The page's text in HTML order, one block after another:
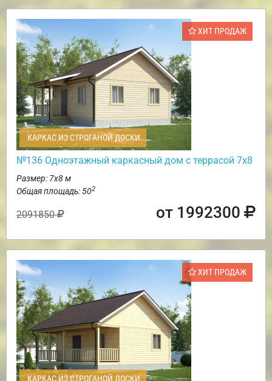
ХИТ ПРОДАЖ
КАРКАС ИЗ СТРОГАНОЙ ДОСКИ
№136 Одноэтажный каркасный дом с террасой 7х8
Размер: 7х8 м
Общая площадь: 502
2091850 от 1992300
ХИТ ПРОДАЖ
КАРКАС ИЗ СТРОГАНОЙ ДОСКИ